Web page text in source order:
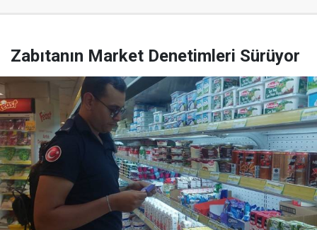
Zabıtanın Market Denetimleri Sürüyor